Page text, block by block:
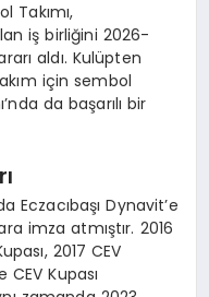
Takımı,
iş birliğini 2026-
aldı. Kulüpten
için sembol
da başarılı bir
Eczacıbaşı Dynavit’e
imza atmıştır. 2016
2017 CEV
CEV Kupası